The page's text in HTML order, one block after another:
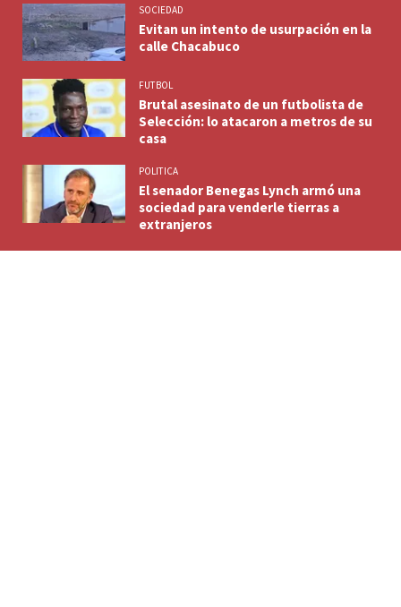
SOCIEDAD
Evitan un intento de usurpación en la
calle Chacabuco
FUTBOL
Brutal asesinato de un futbolista de
Selección: lo atacaron a metros de su
casa
POLITICA
El senador Benegas Lynch armó una
sociedad para venderle tierras a
extranjeros